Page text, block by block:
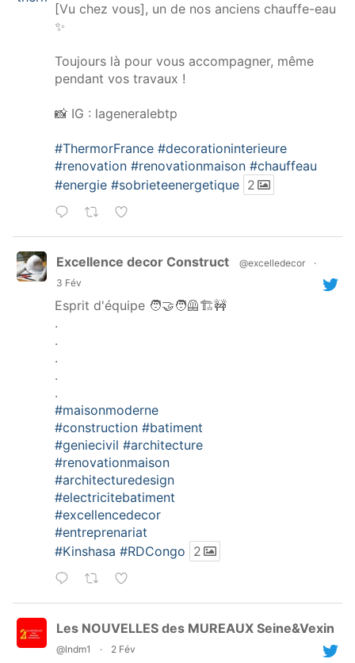
[Vu chez vous], un de nos anciens chauffe-eau
✨
Toujours là pour vous accompagner, même
pendant vos travaux !
📸 IG : lageneralebtp
#ThermorFrance #decorationinterieure
#renovation #renovationmaison #chauffeau
#energie #sobrieteenergetique 2
Excellence decor Construct @excelledecor
·
3 Fév
Esprit d'équipe 🧑‍🤝‍🧑🦺🏗️🚧
.
.
.
.
.
#maisonmoderne
#construction #batiment
#geniecivil #architecture
#renovationmaison
#architecturedesign
#electricitebatiment
#excellencedecor
#entreprenariat
#Kinshasa #RDCongo 2
Les NOUVELLES des MUREAUX Seine&Vexin
@lndm1 · 2 Fév